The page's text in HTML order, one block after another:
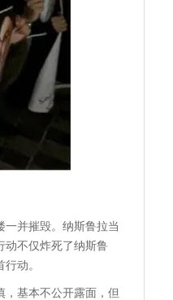
一并摧毁。纳斯鲁拉当
动不仅炸死了纳斯鲁
动。
基本不公开露面，但